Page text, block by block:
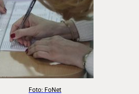
Foto: FoNet